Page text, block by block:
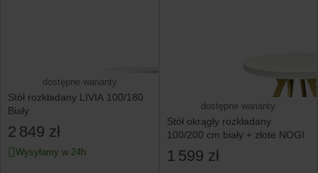
dostępne warianty
Stół rozkładany LIVIA 100/180
Biały
2 849 zł
Wysyłamy w 24h
dostępne warianty
Stół okrągły rozkładany
100/200 cm biały + złote NOGI
1 599 zł